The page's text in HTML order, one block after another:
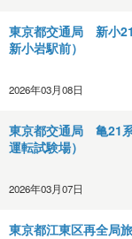
東京都交通局 新小
新小岩駅前）
2026年03月08日
東京都交通局 亀21
運転試験場）
2026年03月07日
東京都江東区再全局